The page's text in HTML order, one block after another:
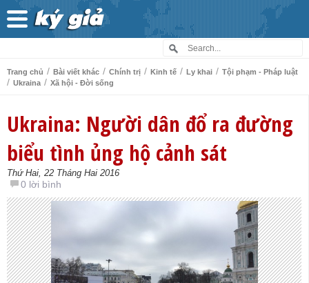
Trang chủ / Bài viết khác / Chính trị / Kinh tế / Ly khai / Tội phạm - Pháp luật
/ Ukraina / Xã hội - Đời sống
Ukraina: Người dân đổ ra đường
biểu tình ủng hộ cảnh sát
Thứ Hai, 22 Tháng Hai 2016
0 lời bình